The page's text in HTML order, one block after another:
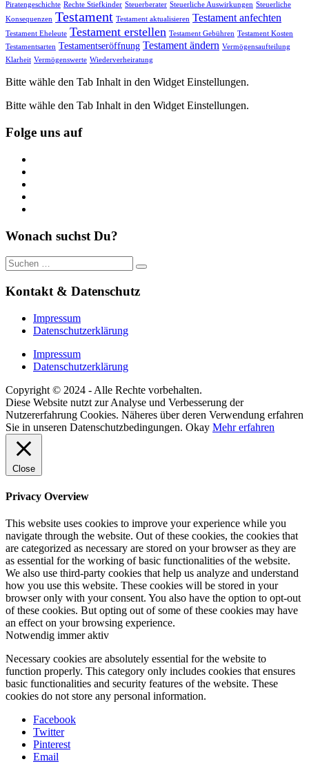
Piratengeschichte Rechte Stiefkinder Steuerberater Steuerliche Auswirkungen Steuerliche
Konsequenzen Testament Testament aktualisieren Testament anfechten
Testament Eheleute Testament erstellen Testament Gebühren Testament Kosten
Testamentsarten Testamentseröffnung Testament ändern Vermögensaufteilung
Klarheit Vermögenswerte Wiederverheiratung
Bitte wähle den Tab Inhalt in den Widget Einstellungen.
Bitte wähle den Tab Inhalt in den Widget Einstellungen.
Folge uns auf
Wonach suchst Du?
Suche
nach:
Kontakt & Datenschutz
Impressum
Datenschutzerklärung
Impressum
Datenschutzerklärung
Copyright © 2024 - Alle Rechte vorbehalten.
Diese Website nutzt zur Analyse und Verbesserung der
Nutzererfahrung Cookies. Näheres über deren Verwendung erfahren
Sie in unseren Datenschutzbedingungen. Okay Mehr erfahren
Close
Privacy Overview
This website uses cookies to improve your experience while you
navigate through the website. Out of these cookies, the cookies that
are categorized as necessary are stored on your browser as they are
as essential for the working of basic functionalities of the website.
We also use third-party cookies that help us analyze and understand
how you use this website. These cookies will be stored in your
browser only with your consent. You also have the option to opt-out
of these cookies. But opting out of some of these cookies may have
an effect on your browsing experience.
Notwendig immer aktiv
Necessary cookies are absolutely essential for the website to
function properly. This category only includes cookies that ensures
basic functionalities and security features of the website. These
cookies do not store any personal information.
Facebook
Twitter
Pinterest
Email